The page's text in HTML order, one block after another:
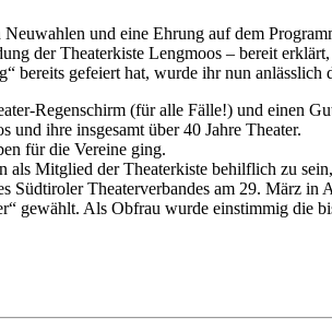
und eine Ehrung auf dem
der Theaterkiste Lengmoos – bereit
bereits gefeiert hat, wurde ihr nun
Regenschirm (für alle Fälle!) und einen
und ihre insgesamt über 40 Jahre Theater.
für die Vereine ging.
Mitglied der Theaterkiste behilflich zu
Südtiroler Theaterverbandes am 29. März
gewählt. Als Obfrau wurde einstimmig die